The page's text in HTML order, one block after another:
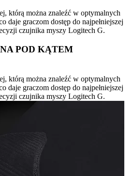
którą można znaleźć w optymalnych
daje graczom dostęp do najpełniejszej
czujnika myszy Logitech G.
POD KĄTEM
którą można znaleźć w optymalnych
daje graczom dostęp do najpełniejszej
czujnika myszy Logitech G.